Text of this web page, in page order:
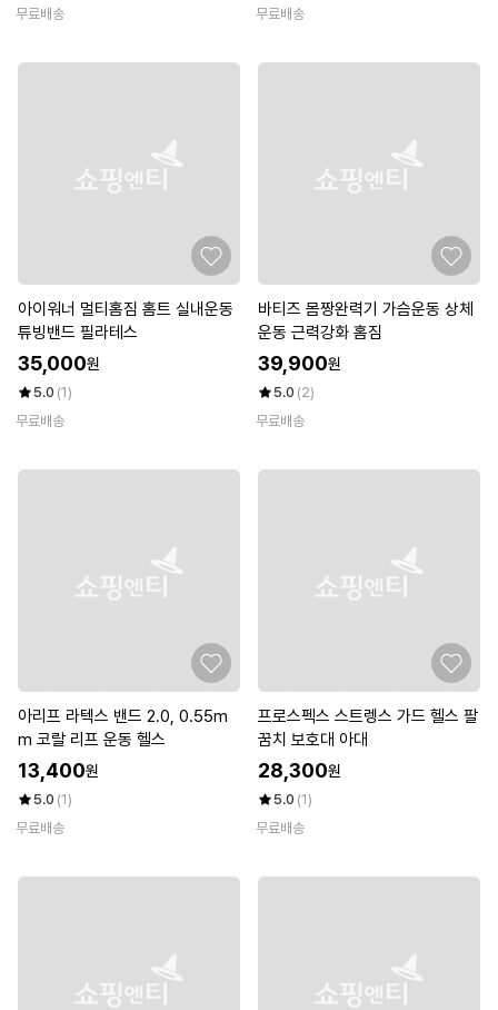
무료배송
무료배송
아이워너 멀티홈짐 홈트 실내운동
튜빙밴드 필라테스
35,000원
5.0 (1)
무료배송
바티즈 몸짱완력기 가슴운동 상체
운동 근력강화 홈짐
39,900원
5.0 (2)
무료배송
아리프 라텍스 밴드 2.0, 0.55m
m 코랄 리프 운동 헬스
13,400원
5.0 (1)
무료배송
프로스펙스 스트렝스 가드 헬스 팔
꿈치 보호대 아대
28,300원
5.0 (1)
무료배송